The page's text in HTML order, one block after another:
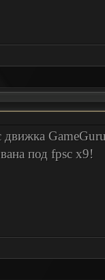
движка
под fpsc x9!